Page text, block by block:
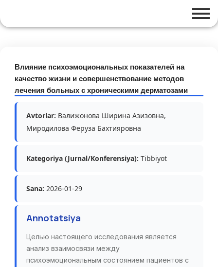
Влияние психоэмоциональных показателей на
качество жизни и совершенствование методов
лечения больных с хроническими дерматозами
Avtorlar: Валижонова Ширина Азизовна,
Миродилова Феруза Бахтияровна
Kategoriya (Jurnal/Konferensiya): Tibbiyot
Sana: 2026-01-29
Annotatsiya
Целью настоящего исследования является
анализ взаимосвязи между
психоэмоциональным состоянием пациентов с